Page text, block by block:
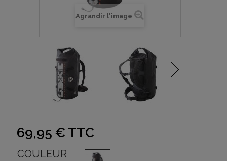
Agrandir l'image
69,95 € TTC
COULEUR